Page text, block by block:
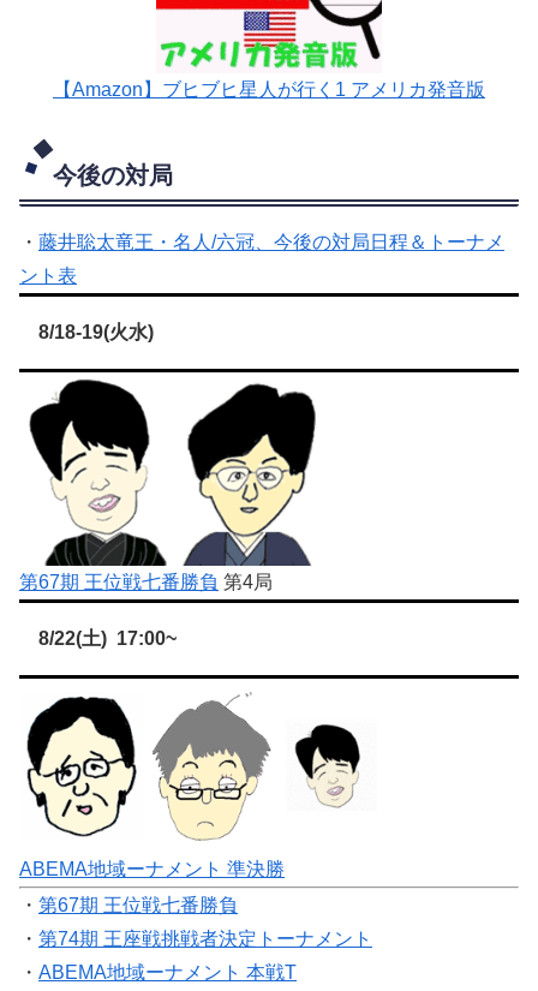
【Amazon】ブヒブヒ星人が行く1 アメリカ発音版
今後の対局
・ 藤井聡太竜王・名人/六冠、今後の対局日程＆トーナメ
ント表
8/18-19(火水)
第67期 王位戦七番勝負 第4局
8/22(土) 17:00~
ABEMA地域ーナメント 準決勝
・ 第67期 王位戦七番勝負
・ 第74期 王座戦挑戦者決定トーナメント
・ ABEMA地域ーナメント 本戦T